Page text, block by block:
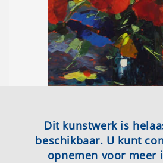
Dit kunstwerk is
beschikbaar. U kunt
opnemen voor meer